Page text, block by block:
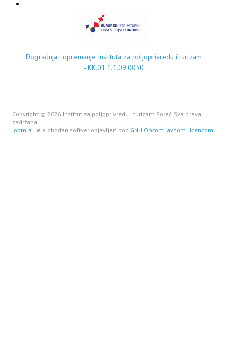
Dogradnja i opremanje Instituta za poljoprivredu i turizam
- KK.01.1.1.09.0030
Copyright © 2026 Institut za poljoprivredu i turizam Poreč. Sva prava
zadržana.
Joomla! je slobodan softver objavljen pod GNU Općom javnom licencom.